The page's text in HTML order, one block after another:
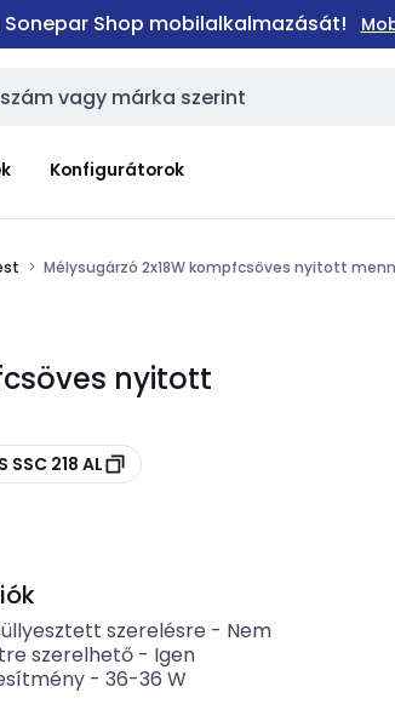
Sonepar Shop mobilalkalmazását!
Konfigurátorok
Mélysugárzó 2x18W kompfcsöves nyitott
nyitott
218 AL
szerelésre - Nem
szerelhető- Igen
- 36-36 W